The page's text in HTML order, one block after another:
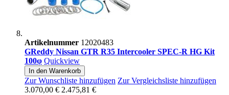
Artikelnummer 12020483
GReddy Nissan GTR R35 Intercooler SPEC-R HG Kit
100φ Quickview
In den Warenkorb
Zur Wunschliste hinzufügen Zur Vergleichsliste hinzufügen
3.070,00 € 2.475,81 €